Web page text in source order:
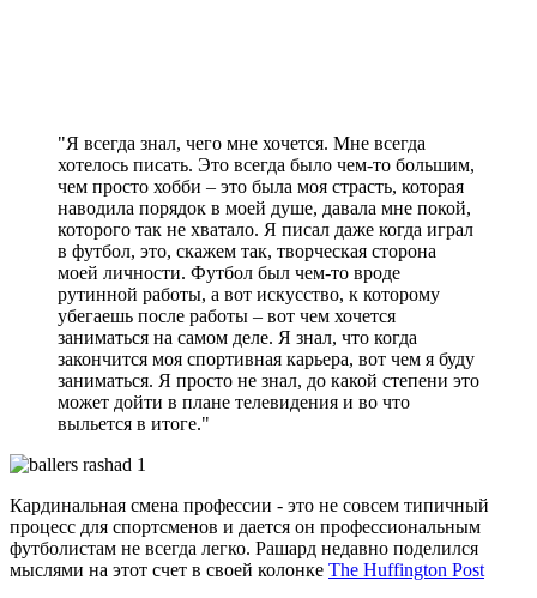
"Я всегда знал, чего мне хочется. Мне всегда
хотелось писать. Это всегда было чем-то большим,
чем просто хобби – это была моя страсть, которая
наводила порядок в моей душе, давала мне покой,
которого так не хватало. Я писал даже когда играл
в футбол, это, скажем так, творческая сторона
моей личности. Футбол был чем-то вроде
рутинной работы, а вот искусство, к которому
убегаешь после работы – вот чем хочется
заниматься на самом деле. Я знал, что когда
закончится моя спортивная карьера, вот чем я буду
заниматься. Я просто не знал, до какой степени это
может дойти в плане телевидения и во что
выльется в итоге."
Кардинальная смена профессии - это не совсем типичный
процесс для спортсменов и дается он профессиональным
футболистам не всегда легко. Рашард недавно поделился
мыслями на этот счет в своей колонке The Huffington Post